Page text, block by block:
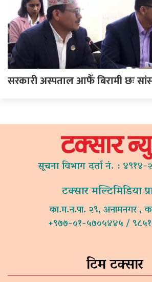
सरकारी अस्पताल आफैँ बिरामी छः
सूचना विभाग दर्ता नं. :
टक्सार मल्टिमिडिया
का.म.न.पा. २९, अनामनगर ,
+९७७-०१-५७०५४४५ /
टिम टक्सार